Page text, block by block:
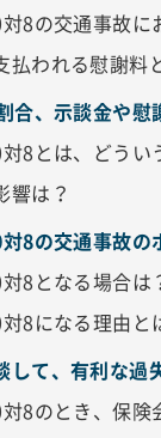
8の交通事故に
払われる慰謝料
合、示談金や慰
8とは、どうい
響は？
8の交通事故の
8となる場合は
8になる理由と
して、有利な過
8のとき、保険